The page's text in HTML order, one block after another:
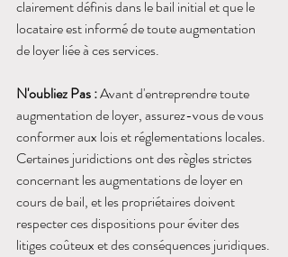
clairement définis dans le bail initial et que le
locataire est informé de toute augmentation
de loyer liée à ces services.
N'oubliez Pas : Avant d'entreprendre toute
augmentation de loyer, assurez-vous de vous
conformer aux lois et réglementations locales.
Certaines juridictions ont des règles strictes
concernant les augmentations de loyer en
cours de bail, et les propriétaires doivent
respecter ces dispositions pour éviter des
litiges coûteux et des conséquences juridiques.